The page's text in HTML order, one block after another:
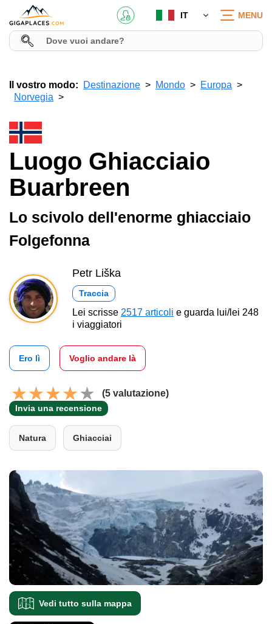
IT MENU
Il vostro modo: Destinazione Mondo
Europa
Norvegia
Luogo Ghiacciaio
Buarbreen
Lo scivolo dell'enorme ghiacciaio
Folgefonna
Petr Liška
Traccia
Lei scrisse 2517 articoli e guarda lui/lei 248
i viaggiatori
Ero lì Voglio andare là
(5 valutazione)
Invia una recensione
Natura Ghiacciai
Vedi tutto sulla mappa